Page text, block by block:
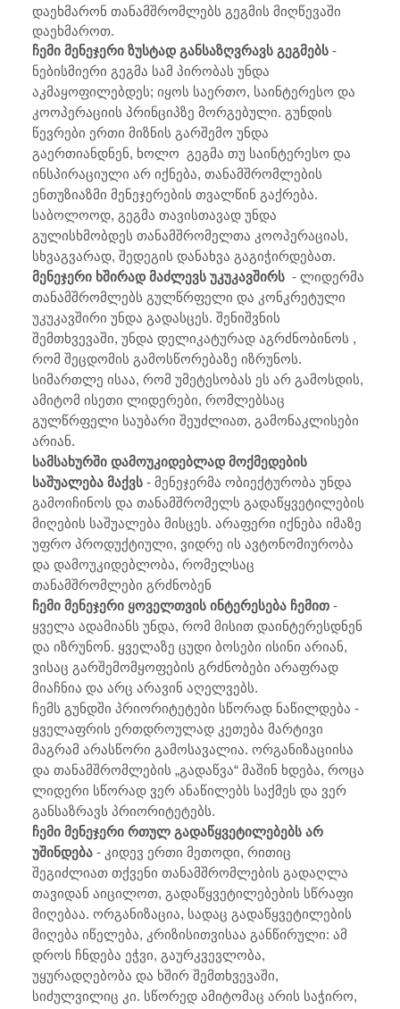
დაეხმარონ თანამშრომლებს გეგმის მიღწევაში
დაეხმაროთ.
ჩემი მენეჯერი ზუსტად განსაზღვრავს გეგმებს-
ნებისმიერი გეგმა სამ პირობას უნდა
აკმაყოფილებდეს; იყოს საერთო, საინტერესო და
კოოპერაციის პრინციპზე მორგებული. გუნდის
წევრები ერთი მიზნის გარშემო უნდა
გაერთიანდნენ, ხოლო გეგმა თუ საინტერესო და
ინსპირაციული არ იქნება, თანამშრომლების
ენთუზიაზმი მენეჯერების თვალწინ გაქრება.
საბოლოოდ, გეგმა თავისთავად უნდა
გულისხმობდეს თანამშრომელთა კოოპერაციას,
სხვაგვარად, შედეგის დანახვა გაგიჭირდებათ.
მენეჯერი ხშირად მაძლევს უკუკავშირს - ლიდერმა
თანამშრომლებს გულწრფელი და კონკრეტული
უკუკავშირი უნდა გადასცეს. შენიშვნის
შემთხვევაში, უნდა დელიკატურად აგრძნობინოს ,
რომ შეცდომის გამოსწორებაზე იზრუნოს.
სიმართლე ისაა, რომ უმეტესობას ეს არ გამოსდის,
ამიტომ ისეთი ლიდერები, რომლებსაც
გულწრფელი საუბარი შეუძლიათ, გამონაკლისები
არიან.
სამსახურში დამოუკიდებლად მოქმედების
საშუალება მაქვს- მენეჯერმა ობიექტურობა უნდა
გამოიჩინოს და თანამშრომელს გადაწყვეტილების
მიღების საშუალება მისცეს. არაფერი იქნება იმაზე
უფრო პროდუქტიული, ვიდრე ის ავტონომიურობა
და დამოუკიდებლობა, რომელსაც
თანამშრომლები გრძნობენ
ჩემი მენეჯერი ყოველთვის ინტერესება ჩემით-
ყველა ადამიანს უნდა, რომ მისით დაინტერესდნენ
და იზრუნონ. ყველაზე ცუდი ბოსები ისინი არიან,
ვისაც გარშემომყოფების გრძნობები არაფრად
მიაჩნია და არც არავინ აღელვებს.
ჩემს გუნდში პრიორიტეტები სწორად ნაწილდება -
ყველაფრის ერთდროულად კეთება მარტივი
მაგრამ არასწორი გამოსავალია. ორგანიზაციისა
და თანამშრომლების „გადაწვა“ მაშინ ხდება, როცა
ლიდერი სწორად ვერ ანაწილებს საქმეს და ვერ
განსაზრავს პრიორიტეტებს.
ჩემი მენეჯერი რთულ გადაწყვეტილებებს არ
უშინდება- კიდევ ერთი მეთოდი, რითიც
შეგიძლიათ თქვენი თანამშრომლების გადაღლა
თავიდან აიცილოთ, გადაწყვეტილებების სწრაფი
მიღებაა. ორგანიზაცია, სადაც გადაწყვეტილების
მიღება იწელება, კრიზისითვისაა განწირული: ამ
დროს ჩნდება ეჭვი, გაურკვევლობა,
უყურადღებობა და ხშირ შემთხვევაში,
სიძულვილიც კი. სწორედ ამიტომაც არის საჭირო,